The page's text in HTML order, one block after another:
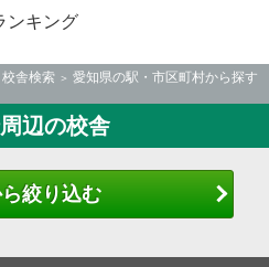
ンキング
校舎検索
愛知県の駅・市区町村から探す
辺の校舎
ら絞り込む